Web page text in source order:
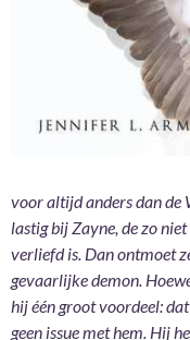
voor altijd anders dan de
lastig bij Zayne, de zo
verliefd is. Dan ontmoet
gevaarlijke demon.
hij één groot voordeel:
geen issue met hem. Hij